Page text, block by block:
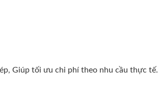
Giúp tối ưu chi phí theo nhu cầu thực tế.